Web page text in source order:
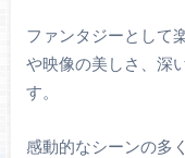
ファンタジーとして
や映像の美しさ、深
す。
感動的なシーンの多